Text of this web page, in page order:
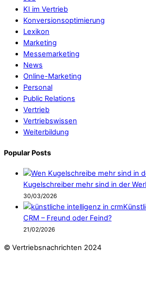
KI im Vertrieb
Konversionsoptimierung
Lexikon
Marketing
Messemarketing
News
Online-Marketing
Personal
Public Relations
Vertrieb
Vertriebswissen
Weiterbildung
Popular Posts
Kugelschreiber mehr sind in der
30/03/2026
CRM – Freund oder Feind?
21/02/2026
© Vertriebsnachrichten 2024